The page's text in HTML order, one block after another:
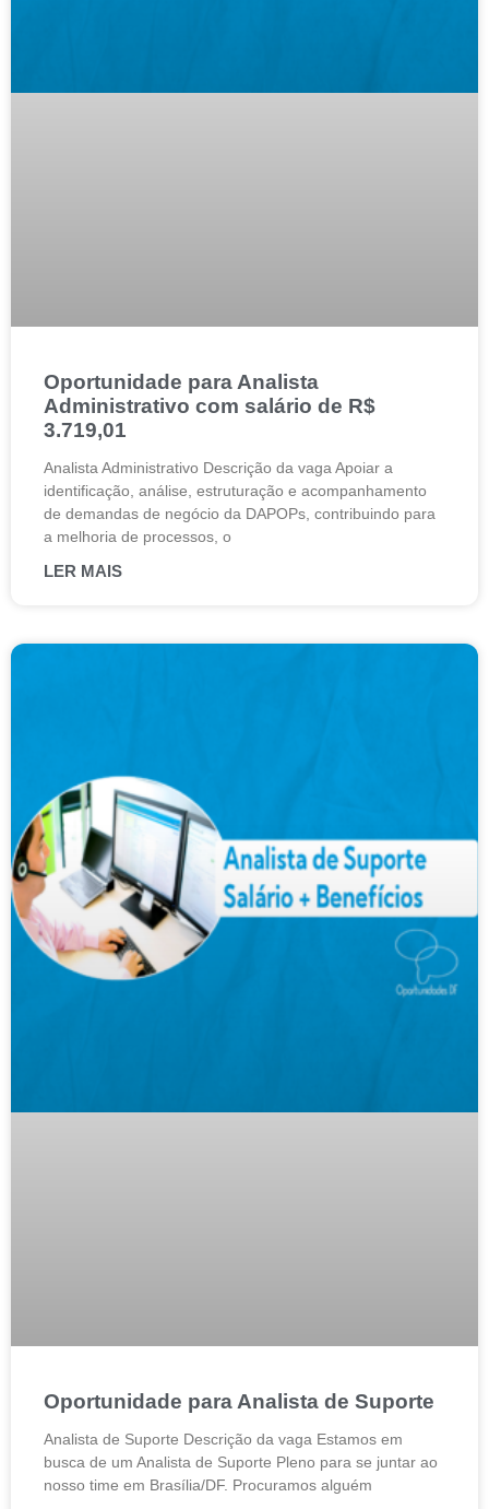
Oportunidade para Analista
Administrativo com salário de R$
3.719,01
Analista Administrativo Descrição da vaga Apoiar a
identificação, análise, estruturação e acompanhamento
de demandas de negócio da DAPOPs, contribuindo para
a melhoria de processos, o
LER MAIS
Oportunidade para Analista de Suporte
Analista de Suporte Descrição da vaga Estamos em
busca de um Analista de Suporte Pleno para se juntar ao
nosso time em Brasília/DF. Procuramos alguém